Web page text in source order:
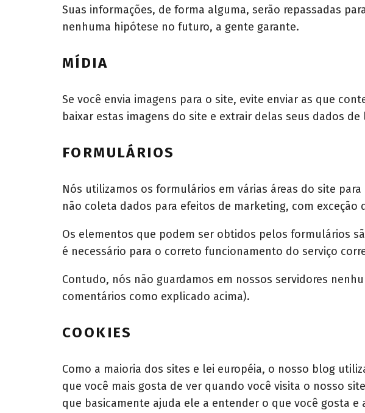
Suas informações, de forma alguma, serão repassadas
nenhuma hipótese no futuro, a gente garante.
MÍDIA
Se você envia imagens para o site, evite enviar as que
baixar estas imagens do site e extrair delas seus dados de
FORMULÁRIOS
Nós utilizamos os formulários em várias áreas do site
não coleta dados para efeitos de marketing, com
Os elementos que podem ser obtidos pelos formulários
é necessário para o correto funcionamento do serviço
Contudo, nós não guardamos em nossos servidores
comentários como explicado acima).
COOKIES
Como a maioria dos sites e lei européia, o nosso blog
que você mais gosta de ver quando você visita o nosso
que basicamente ajuda ele a entender o que você gosta